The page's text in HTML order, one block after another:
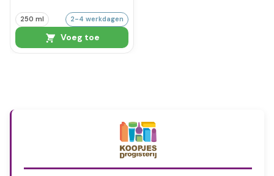
250 ml 2-4 werkdagen
Voeg toe